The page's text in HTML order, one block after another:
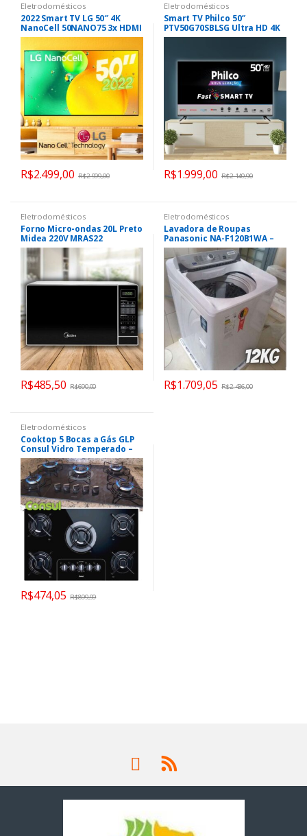
Eletrodomésticos
2022 Smart TV LG 50″ 4K
NanoCell 50NANO75 3x HDMI
2.0 Nvidia GEFORCE NOW
ThinQAI Smart Magic Google
Alexa
R$2.499,00 R$2.999,00
Eletrodomésticos
Smart TV Philco 50″
PTV50G70SBLSG Ultra HD 4K
Tela Infinita Quadcore e
R$1.999,00 R$2.149,90
Eletrodomésticos
Forno Micro-ondas 20L Preto
Midea 220V MRAS22
R$485,50 R$690,00
Eletrodomésticos
Lavadora de Roupas
Panasonic NA-F120B1WA –
12Kg Cesto Inox 8
Programas de Lavagem
Branca
R$1.709,05 R$2.436,00
Eletrodomésticos
Cooktop 5 Bocas a Gás GLP
Consul Vidro Temperado –
Preto Acendimento
Automático Facilite CD075AE
R$474,05 R$899,99